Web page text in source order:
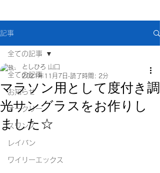
記事
全ての記事
お知らせ
オークリー
スワンズ
レイバン
ワイリーエックス
全ての記事
マラソン用として度付き調
光サングラスをお作りし
ました☆
としひろ 山口
2021年11月7日 読了時間: 2分